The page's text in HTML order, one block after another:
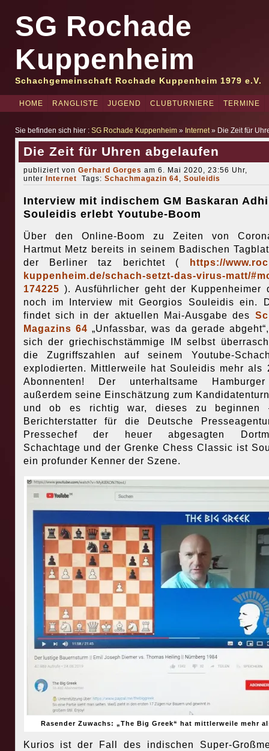
SG Rochade
Kuppenheim
Schachgemeinschaft Rochade Kuppenheim 1979 e.V.
HOME RANGLISTE JUGEND CLUBTURNIERE TERMINE
Sie befinden sich hier : SG Rochade Kuppenheim» Internet» Die Zeit für
Die Zeit für Uhren abgelaufen
publiziert von Gerhard Gorges am 6. Mai 2020, 23:56 Uhr,
unter
Internet Tags: Schachmagazin 64, Souleidis
Interview mit indischem GM Baskaran
Souleidis erlebt Youtube-Boom
Über den Online-Boom zu Zeiten von
Hartmut Metz bereits in seinem Badischen
der Berliner taz berichtet (
https://
kuppenheim.de/schach-setzt-das-virus-matt/
174225 ). Ausführlicher geht der Kuppenheimer
noch im Interview mit Georgios Souleidis ein.
findet sich in der aktuellen Mai-Ausgabe des
Magazins 64 „Unfassbar, was da gerade
sich der griechischstämmige IM selbst
die Zugriffszahlen auf seinem Youtube-
explodierten. Mittlerweile hat Souleidis mehr als
Abonnenten! Der unterhaltsame
außerdem seine Einschätzung zum
und ob es richtig war, dieses zu beginnen
Berichterstatter für die Deutsche
Pressechef der heuer abgesagten
Schachtage und der Grenke Chess Classic ist
ein profunder Kenner der Szene.
Rasender Zuwachs: „The Big Greek“ hat mittlerweile mehr
Kurios ist der Fall des indischen Super-